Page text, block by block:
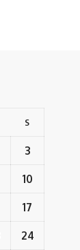
S
3
10
17
24